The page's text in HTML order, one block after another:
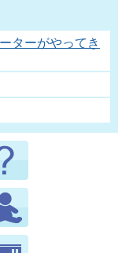
ターがやってき